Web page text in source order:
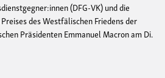
(DFG-VK) und die
des Westfälischen Friedens der
Präsidenten Emmanuel Macron am Di.